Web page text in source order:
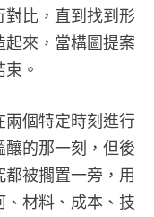
對比，直到找到形
來，當構圖提案
。
個特定時刻進行
的那一刻，但後
被擱置一旁，用
材料、成本、技